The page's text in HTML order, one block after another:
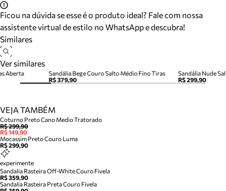
Ficou na dúvida se esse é o produto ideal? Fale com nossa
assistente virtual de estilo no WhatsApp e descubra!
Similares
Ver similares
Sandália Bege Couro Salto Médio Fino Tiras
R$ 379,90
Sandália Nude
R$ 299,90
Aberta
VEJA TAMBÉM
Coturno Preto Cano Medio Tratorado
R$ 299,90
R$ 149,90
Mocassim Preto Couro Luma
R$ 299,90
experimente
Sandalia Rasteira Off-White Couro Fivela
R$ 359,90
Sandalia Rasteira Preta Couro Fivela